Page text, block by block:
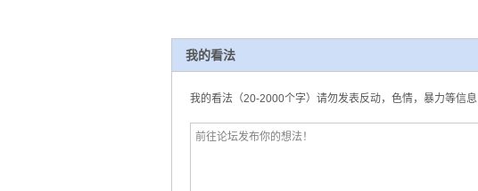
我的看法
我的看法（20-2000个字）请勿发表反动，色情，暴力等信息